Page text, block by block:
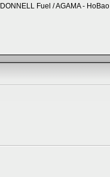
Fuel / AGAMA -